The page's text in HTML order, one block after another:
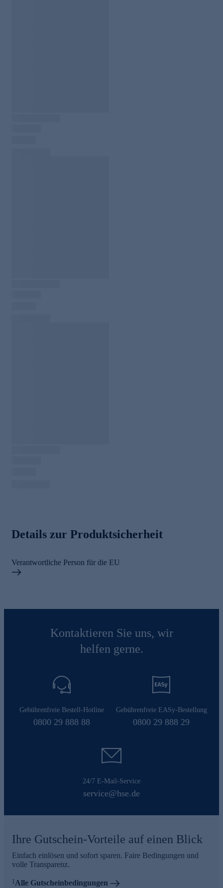
Details zur Produktsicherheit
Verantwortliche Person für die EU
Kontaktieren Sie uns, wir
helfen gerne.
Gebührenfreie Bestell-Hotline
0800 29 888 88
Gebührenfreie EASy-Bestellung
0800 29 888 29
24/7 E-Mail-Service
service@hse.de
Ihre Gutschein-Vorteile auf einen Blick
Einfach einlösen und sofort sparen. Faire Bedingungen und
volle Transparenz.
1 Alle Gutscheinbedingungen